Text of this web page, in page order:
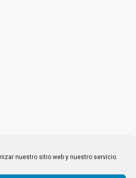
nuestro sitio web y nuestro servicio.